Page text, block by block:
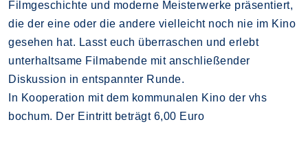
Filmgeschichte und moderne Meisterwerke präsentiert,
die der eine oder die andere vielleicht noch nie im Kino
gesehen hat. Lasst euch überraschen und erlebt
unterhaltsame Filmabende mit anschließender
Diskussion in entspannter Runde.
In Kooperation mit dem kommunalen Kino der vhs
bochum. Der Eintritt beträgt 6,00 Euro